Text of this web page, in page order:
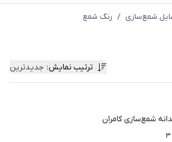
شمع‌سازی / رنگ شمع
ترتیب نمایش: جدیدترین
شمع‌سازی کامران
3